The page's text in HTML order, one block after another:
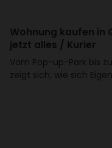
Wohnung kaufen in
jetzt alles / Kurier
Vom Pop-up-Park bis
zeigt sich, wie sich